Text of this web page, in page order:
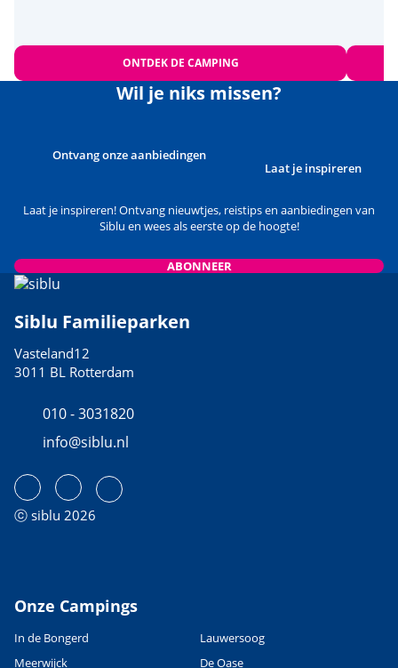
Leaflet|©OpenStreetMapcontributors, Points © 2012 LINZ
ONTDEK DE CAMPING
Wil je niks missen?
Ontvang onze aanbiedingen
Laat je inspireren
Laat je inspireren! Ontvang nieuwtjes, reistips en aanbiedingen van
Siblu en wees als eerste op de hoogte!
ABONNEER
Siblu Familieparken
Vasteland12
3011 BL Rotterdam
010 - 3031820
info@siblu.nl
ⓒ siblu 2026
Onze Campings
In de Bongerd
Lauwersoog
Meerwijck
De Oase